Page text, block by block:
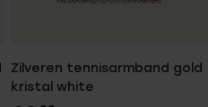
Zilveren tennisarmband gold
kristal white